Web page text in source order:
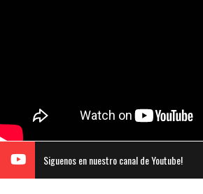
Siguenos en nuestro canal de Youtube!